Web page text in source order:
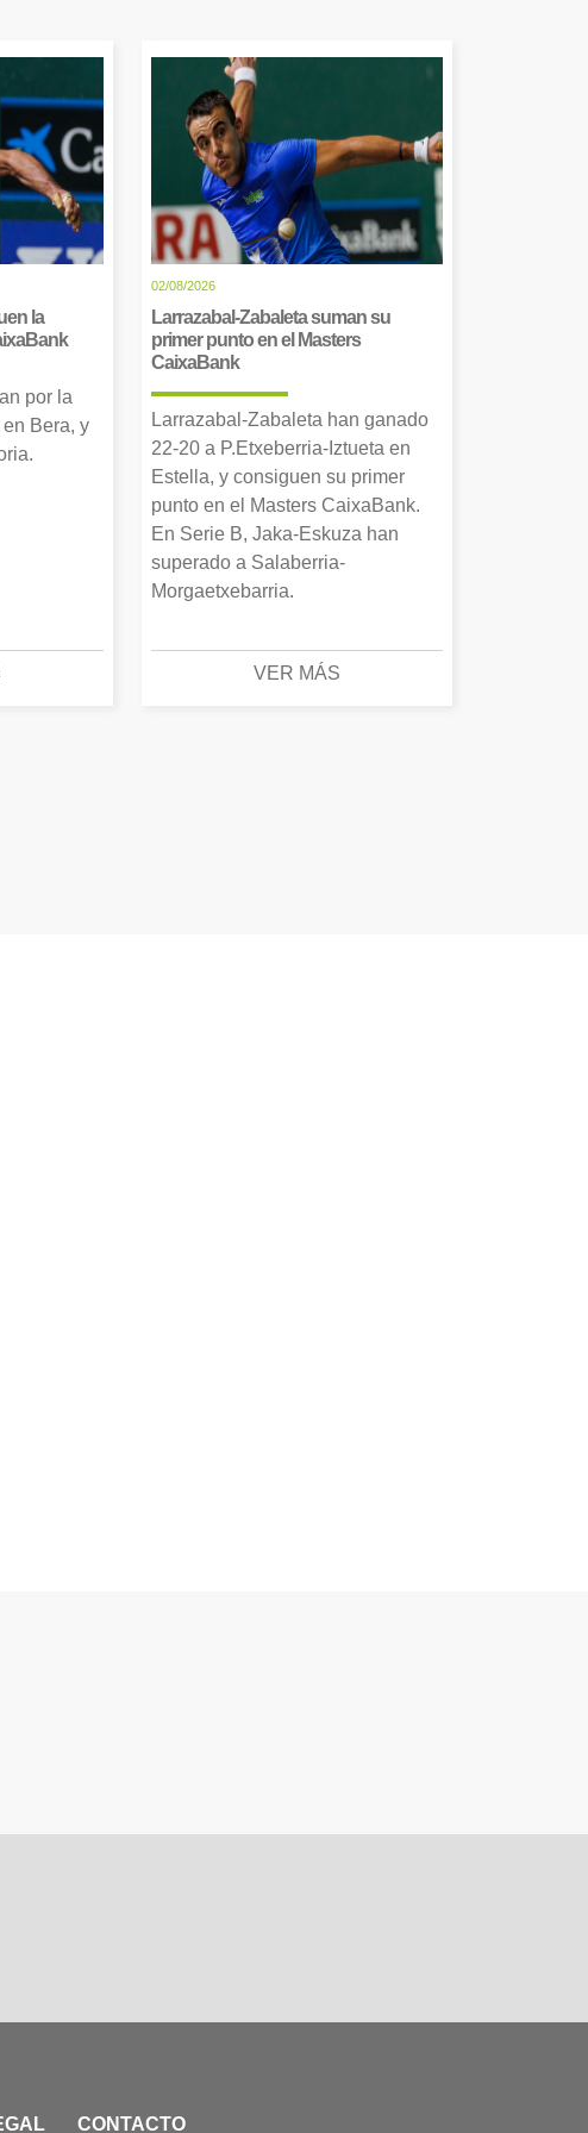
la
por la
Bera, y
02/08/2026
Larrazabal-Zabaleta suman su
primer punto en el Masters
CaixaBank
Larrazabal-Zabaleta han ganado
22-20 a P.Etxeberria-Iztueta en
Estella, y consiguen su primer
punto en el Masters CaixaBank.
En Serie B, Jaka-Eskuza han
superado a Salaberria-
Morgaetxebarria.
VER MÁS
CONTACTO